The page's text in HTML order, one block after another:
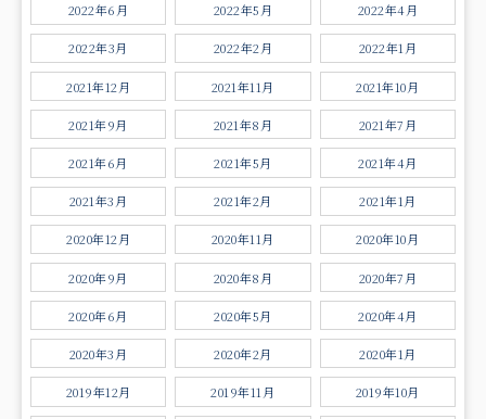
2022年6月 2022年5月 2022年4月
2022年3月 2022年2月 2022年1月
2021年12月 2021年11月 2021年10月
2021年9月 2021年8月 2021年7月
2021年6月 2021年5月 2021年4月
2021年3月 2021年2月 2021年1月
2020年12月 2020年11月 2020年10月
2020年9月 2020年8月 2020年7月
2020年6月 2020年5月 2020年4月
2020年3月 2020年2月 2020年1月
2019年12月 2019年11月 2019年10月